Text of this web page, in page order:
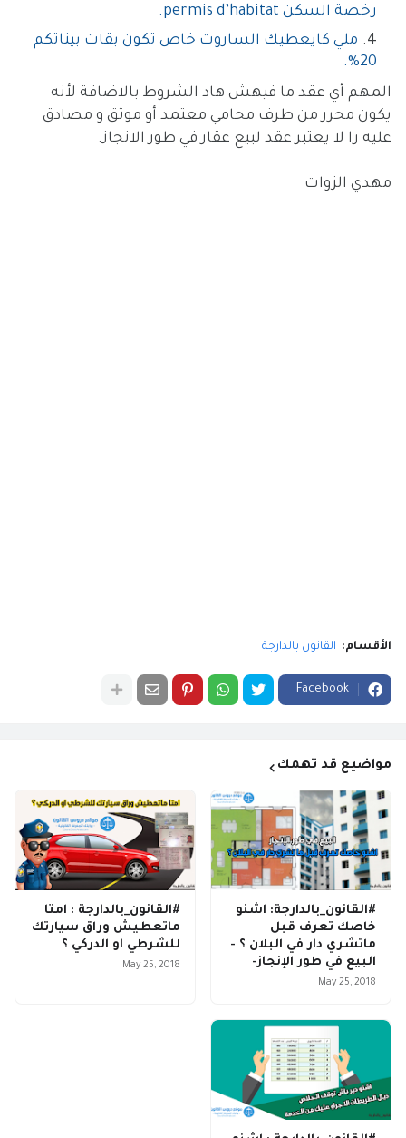
رخصة السكن permis d’habitat.
ملي كايعطيك الساروت خاص تكون بقات بيناتكم
20%.
المهم أي عقد ما فيهش هاد الشروط بالاضافة لأنه
يكون محرر من طرف محامي معتمد أو موثق و مصادق
عليه را لا يعتبر عقد لبيع عقار في طور الانجاز.
مهدي الزوات
الأقسام: القانون بالدارجة
Facebook
مواضيع قد تهمك
#القانون_بالدارجة: اشنو
خاصك تعرف قبل
ماتشري دار في البلان ؟ -
البيع في طور الإنجاز-
May 25, 2018
#القانون_بالدارجة : امتا
ماتعطيش وراق سيارتك
للشرطي او الدركي ؟
May 25, 2018